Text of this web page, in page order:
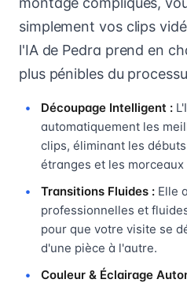
simplement vos clips
l'IA de Pedra prend en
plus pénibles du
Découpage Intelligent :
automatiquement les
clips, éliminant les
étranges et les
Transitions Fluides : Elle
professionnelles et
pour que votre visite se
d'une pièce à l'autre.
Couleur & Éclairage